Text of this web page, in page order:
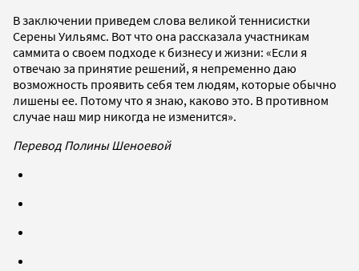
В заключении приведем слова великой теннисистки
Серены Уильямс. Вот что она рассказала участникам
саммита о своем подходе к бизнесу и жизни: «Если я
отвечаю за принятие решений, я непременно даю
возможность проявить себя тем людям, которые обычно
лишены ее. Потому что я знаю, каково это. В противном
случае наш мир никогда не изменится».
Перевод Полины Шеноевой